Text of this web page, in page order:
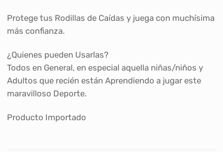
Protege tus Rodillas de Caídas y juega con muchísima
más confianza.
¿Quienes pueden Usarlas?
Todos en General, en especial aquella niñas/niños y
Adultos que recién están Aprendiendo a jugar este
maravilloso Deporte.
Producto Importado